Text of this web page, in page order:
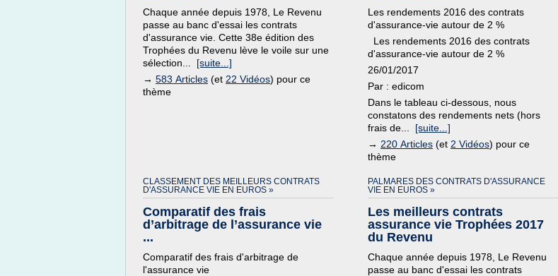
Chaque année depuis 1978, Le Revenu
passe au banc d'essai les contrats
d'assurance vie. Cette 38e édition des
Trophées du Revenu lève le voile sur une
sélection... [suite...]
→ 583 Articles (et 22 Vidéos) pour ce
thème
Les rendements 2016 des contrats
d'assurance-vie autour de 2 %
Les rendements 2016 des contrats
d'assurance-vie autour de 2 %
26/01/2017
Par : edicom
Dans le tableau ci-dessous, nous
constatons des rendements nets (hors
frais de... [suite...]
→ 220 Articles (et 2 Vidéos) pour ce
thème
CLASSEMENT DES MEILLEURS CONTRATS
D'ASSURANCE VIE EN EUROS »
Comparatif des frais
d’arbitrage de l’assurance vie
...
Comparatif des frais d'arbitrage de
l'assurance vie
PALMARES DES CONTRATS D'ASSURANCE
VIE EN EUROS »
Les meilleurs contrats
assurance vie Trophées 2017
du Revenu
Chaque année depuis 1978, Le Revenu
passe au banc d'essai les contrats